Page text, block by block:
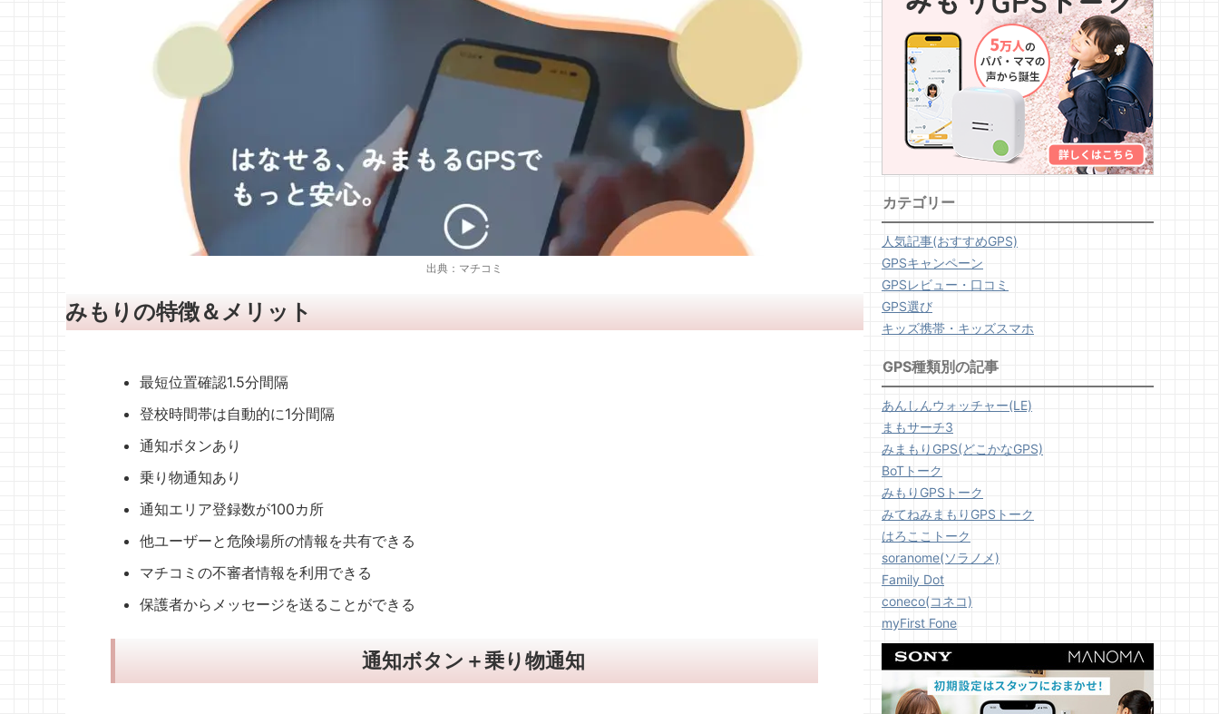
出典：マチコミ
みもりの特徴＆メリット
最短位置確認1.5分間隔
登校時間帯は自動的に1分間隔
通知ボタンあり
乗り物通知あり
通知エリア登録数が100カ所
他ユーザーと危険場所の情報を共有できる
マチコミの不審者情報を利用できる
保護者からメッセージを送ることができる
通知ボタン＋乗り物通知
カテゴリー
人気記事(おすすめGPS)
GPSキャンペーン
GPSレビュー・口コミ
GPS選び
キッズ携帯・キッズスマホ
GPS種類別の記事
あんしんウォッチャー(LE)
まもサーチ3
みまもりGPS(どこかなGPS)
BoTトーク
みもりGPSトーク
みてねみまもりGPSトーク
はろここトーク
soranome(ソラノメ)
Family Dot
coneco(コネコ)
myFirst Fone